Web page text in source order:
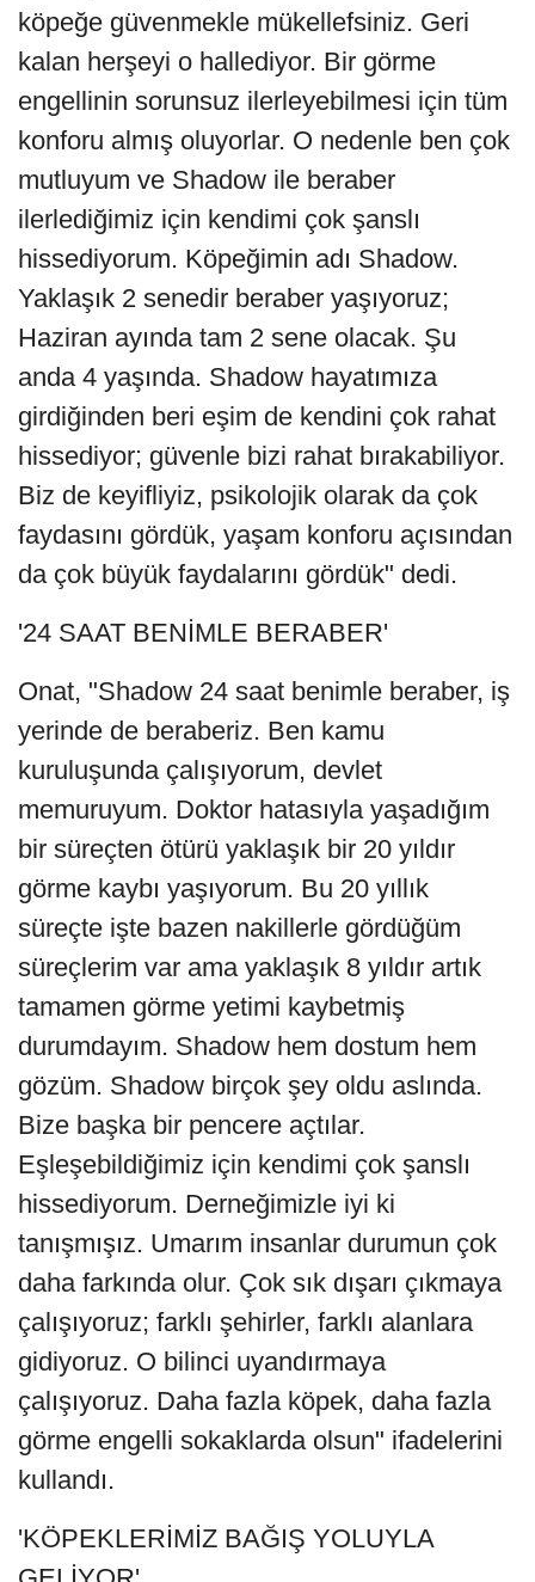
köpeğe güvenmekle mükellefsiniz. Geri
kalan herşeyi o hallediyor. Bir görme
engellinin sorunsuz ilerleyebilmesi için tüm
konforu almış oluyorlar. O nedenle ben çok
mutluyum ve Shadow ile beraber
ilerlediğimiz için kendimi çok şanslı
hissediyorum. Köpeğimin adı Shadow.
Yaklaşık 2 senedir beraber yaşıyoruz;
Haziran ayında tam 2 sene olacak. Şu
anda 4 yaşında. Shadow hayatımıza
girdiğinden beri eşim de kendini çok rahat
hissediyor; güvenle bizi rahat bırakabiliyor.
Biz de keyifliyiz, psikolojik olarak da çok
faydasını gördük, yaşam konforu açısından
da çok büyük faydalarını gördük" dedi.
'24 SAAT BENİMLE BERABER'
Onat, "Shadow 24 saat benimle beraber, iş
yerinde de beraberiz. Ben kamu
kuruluşunda çalışıyorum, devlet
memuruyum. Doktor hatasıyla yaşadığım
bir süreçten ötürü yaklaşık bir 20 yıldır
görme kaybı yaşıyorum. Bu 20 yıllık
süreçte işte bazen nakillerle gördüğüm
süreçlerim var ama yaklaşık 8 yıldır artık
tamamen görme yetimi kaybetmiş
durumdayım. Shadow hem dostum hem
gözüm. Shadow birçok şey oldu aslında.
Bize başka bir pencere açtılar.
Eşleşebildiğimiz için kendimi çok şanslı
hissediyorum. Derneğimizle iyi ki
tanışmışız. Umarım insanlar durumun çok
daha farkında olur. Çok sık dışarı çıkmaya
çalışıyoruz; farklı şehirler, farklı alanlara
gidiyoruz. O bilinci uyandırmaya
çalışıyoruz. Daha fazla köpek, daha fazla
görme engelli sokaklarda olsun" ifadelerini
kullandı.
'KÖPEKLERİMİZ BAĞIŞ YOLUYLA